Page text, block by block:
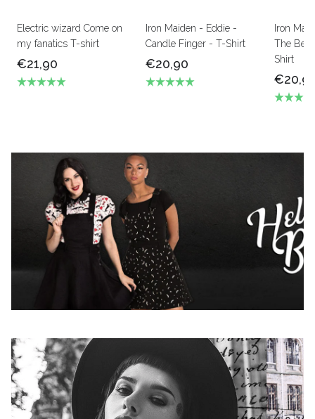
Electric wizard Come on
my fanatics T-shirt
€21,90
Iron Maiden - Eddie -
Candle Finger - T-Shirt
€20,90
Iron
The
Shirt